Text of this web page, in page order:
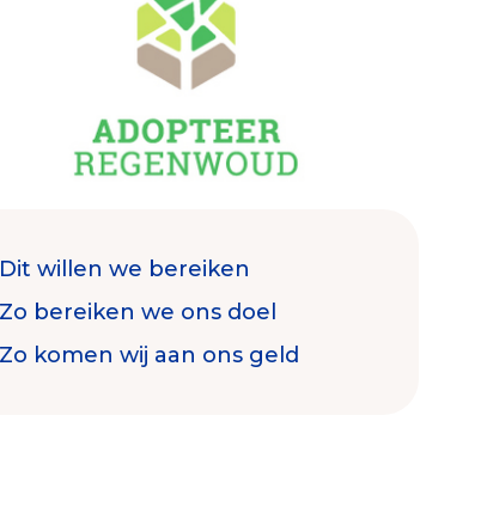
Contact & Signalen
Check keurmerk goede doelen
Dit willen we bereiken
Zo bereiken we ons doel
Zo komen wij aan ons geld